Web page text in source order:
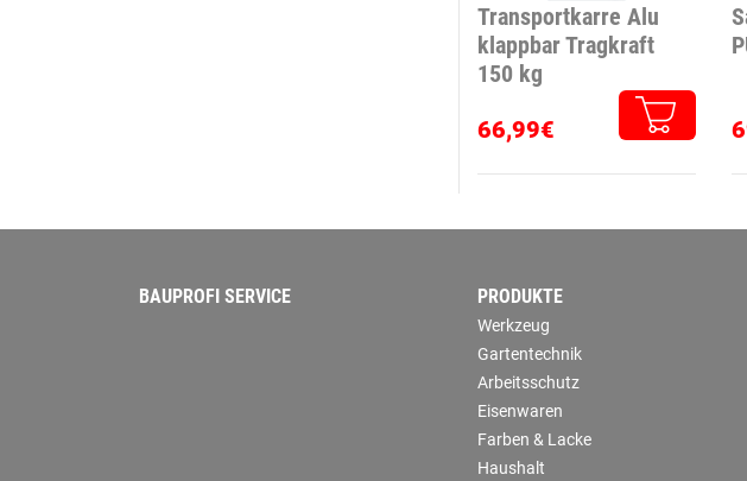
Transportkarre Alu
klappbar Tragkraft
150 kg
66,99€
BAUPROFI SERVICE PRODUKTE
Werkzeug
Gartentechnik
Arbeitsschutz
Eisenwaren
Farben & Lacke
Haushalt